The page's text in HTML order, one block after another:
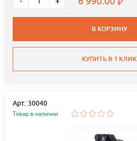
В КОРЗИНУ
КУПИТЬ В 1 КЛИК
Арт.: 30040
Товар в наличии